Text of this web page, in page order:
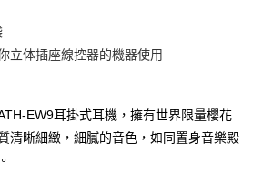
立体插座線控器的機器使用
EW9耳掛式耳機，擁有世界限量櫻花
清晰細緻，細膩的音色，如同置身音樂殿